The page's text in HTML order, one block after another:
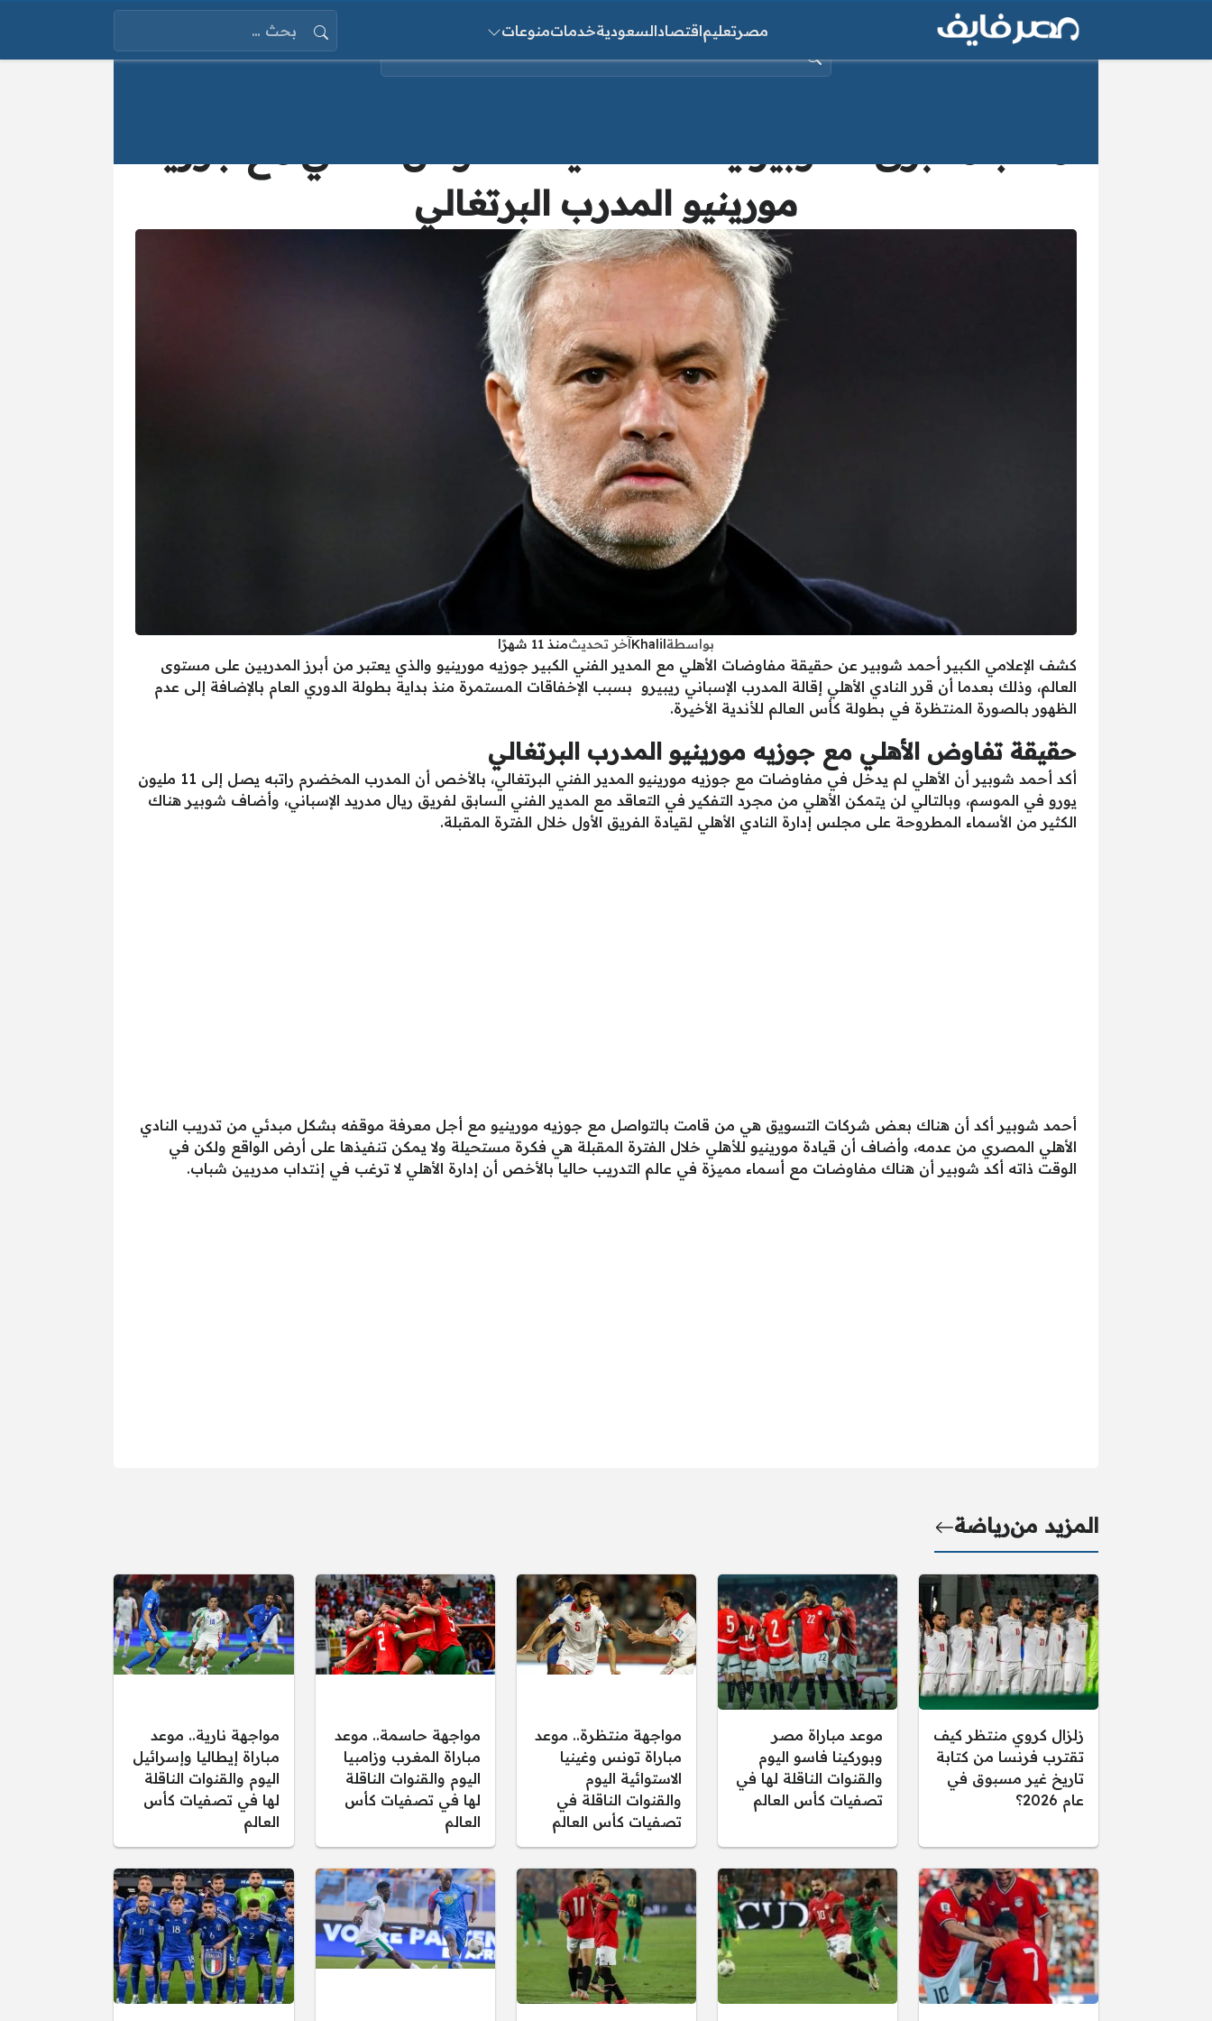
مصرتعليماقتصادالسعوديةخدماتمنوعات
البحث عن:
مورينيو المدرب البرتغالي
بواسطةKhalilآخر تحديثمنذ 11 شهرًا
كشف الإعلامي الكبير أحمد شوبير عن حقيقة مفاوضات الأهلي مع المدير الفني الكبير جوزيه مورينيو والذي يعتبر من أبرز المدربين على مستوى
العالم، وذلك بعدما أن قرر النادي الأهلي إقالة المدرب الإسباني ريبيرو بسبب الإخفاقات المستمرة منذ بداية بطولة الدوري العام بالإضافة إلى عدم
الظهور بالصورة المنتظرة في بطولة كأس العالم للأندية الأخيرة.
حقيقة تفاوض الأهلي مع جوزيه مورينيو المدرب البرتغالي
أكد أحمد شوبير أن الأهلي لم يدخل في مفاوضات مع جوزيه مورينيو المدير الفني البرتغالي، بالأخص أن المدرب المخضرم راتبه يصل إلى 11 مليون
يورو في الموسم، وبالتالي لن يتمكن الأهلي من مجرد التفكير في التعاقد مع المدير الفني السابق لفريق ريال مدريد الإسباني، وأضاف شوبير هناك
الكثير من الأسماء المطروحة على مجلس إدارة النادي الأهلي لقيادة الفريق الأول خلال الفترة المقبلة.
أحمد شوبير أكد أن هناك بعض شركات التسويق هي من قامت بالتواصل مع جوزيه مورينيو مع أجل معرفة موقفه بشكل مبدئي من تدريب النادي
الأهلي المصري من عدمه، وأضاف أن قيادة مورينيو للأهلي خلال الفترة المقبلة هي فكرة مستحيلة ولا يمكن تنفيذها على أرض الواقع ولكن في
الوقت ذاته أكد شوبير أن هناك مفاوضات مع أسماء مميزة في عالم التدريب حاليا بالأخص أن إدارة الأهلي لا ترغب في إنتداب مدربين شباب.
المزيد منرياضة
زلزال كروي منتظر كيف
تقترب فرنسا من كتابة
تاريخ غير مسبوق في
عام 2026؟
موعد مباراة مصر
وبوركينا فاسو اليوم
والقنوات الناقلة لها في
تصفيات كأس العالم
مواجهة منتظرة.. موعد
مباراة تونس وغينيا
الاستوائية اليوم
والقنوات الناقلة في
تصفيات كأس العالم
مواجهة حاسمة.. موعد
مباراة المغرب وزامبيا
اليوم والقنوات الناقلة
لها في تصفيات كأس
العالم
مواجهة نارية.. موعد
مباراة إيطاليا وإسرائيل
اليوم والقنوات الناقلة
لها في تصفيات كأس
العالم